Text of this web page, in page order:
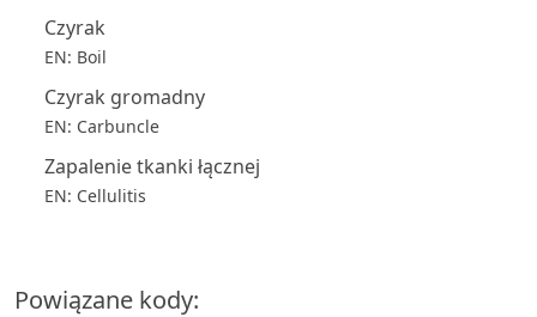
Czyrak
EN: Boil
Czyrak gromadny
EN: Carbuncle
Zapalenie tkanki łącznej
EN: Cellulitis
Powiązane kody: